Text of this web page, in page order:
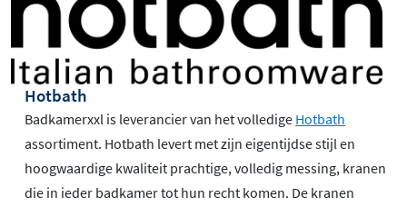
Hotbath
Badkamerxxl is leverancier van het volledige Hotbath
assortiment. Hotbath levert met zijn eigentijdse stijl en
hoogwaardige kwaliteit prachtige, volledig messing, kranen
die in ieder badkamer tot hun recht komen. De kranen